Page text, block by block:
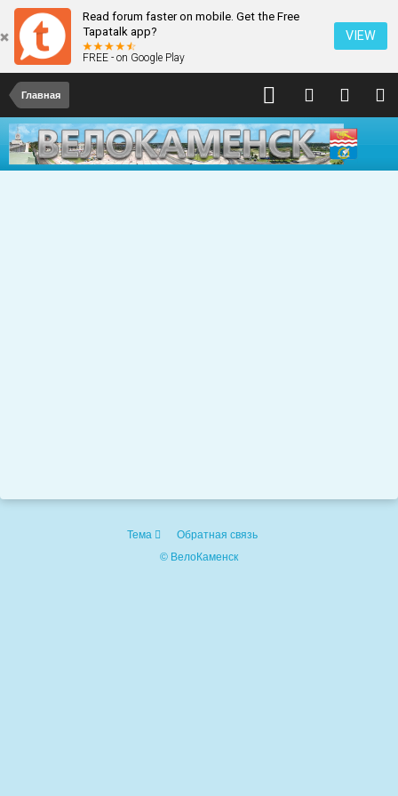
Read forum faster on mobile. Get the Free
Tapatalk app?
FREE - on Google Play
VIEW
Главная
Тема
Обратная связь
© ВелоКаменск